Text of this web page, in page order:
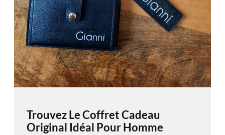
Trouvez Le Coffret Cadeau
Original Idéal Pour Homme